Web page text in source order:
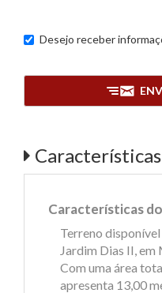
Desejo receber
Características
Características
Terreno
Jardim Dias II, em
Com uma área
apresenta 13,00